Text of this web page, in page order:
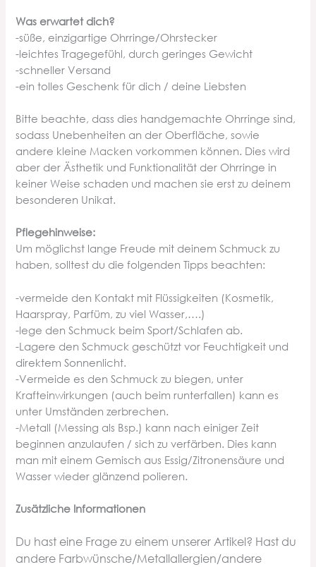
Was erwartet dich?
-süße, einzigartige Ohrringe/Ohrstecker
-leichtes Tragegefühl, durch geringes Gewicht
-schneller Versand
-ein tolles Geschenk für dich / deine Liebsten
Bitte beachte, dass dies handgemachte Ohrringe sind,
sodass Unebenheiten an der Oberfläche, sowie
andere kleine Macken vorkommen können. Dies wird
aber der Ästhetik und Funktionalität der Ohrringe in
keiner Weise schaden und machen sie erst zu deinem
besonderen Unikat.
Pflegehinweise:
Um möglichst lange Freude mit deinem Schmuck zu
haben, solltest du die folgenden Tipps beachten:
-vermeide den Kontakt mit Flüssigkeiten (Kosmetik,
Haarspray, Parfüm, zu viel Wasser,….)
-lege den Schmuck beim Sport/Schlafen ab.
-Lagere den Schmuck geschützt vor Feuchtigkeit und
direktem Sonnenlicht.
-Vermeide es den Schmuck zu biegen, unter
Krafteinwirkungen (auch beim runterfallen) kann es
unter Umständen zerbrechen.
-Metall (Messing als Bsp.) kann nach einiger Zeit
beginnen anzulaufen / sich zu verfärben. Dies kann
man mit einem Gemisch aus Essig/Zitronensäure und
Wasser wieder glänzend polieren.
Zusätzliche Informationen
Du hast eine Frage zu einem unserer Artikel? Hast du
andere Farbwünsche/Metallallergien/andere